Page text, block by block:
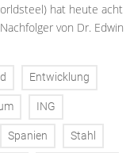
hat heute acht
von Dr. Edwin
Entwicklung
ING
Spanien Stahl